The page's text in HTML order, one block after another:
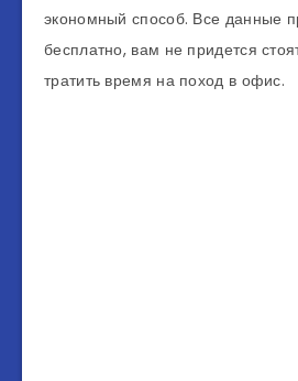
экономный способ. Все данные
бесплатно, вам не придется
тратить время на поход в офис.